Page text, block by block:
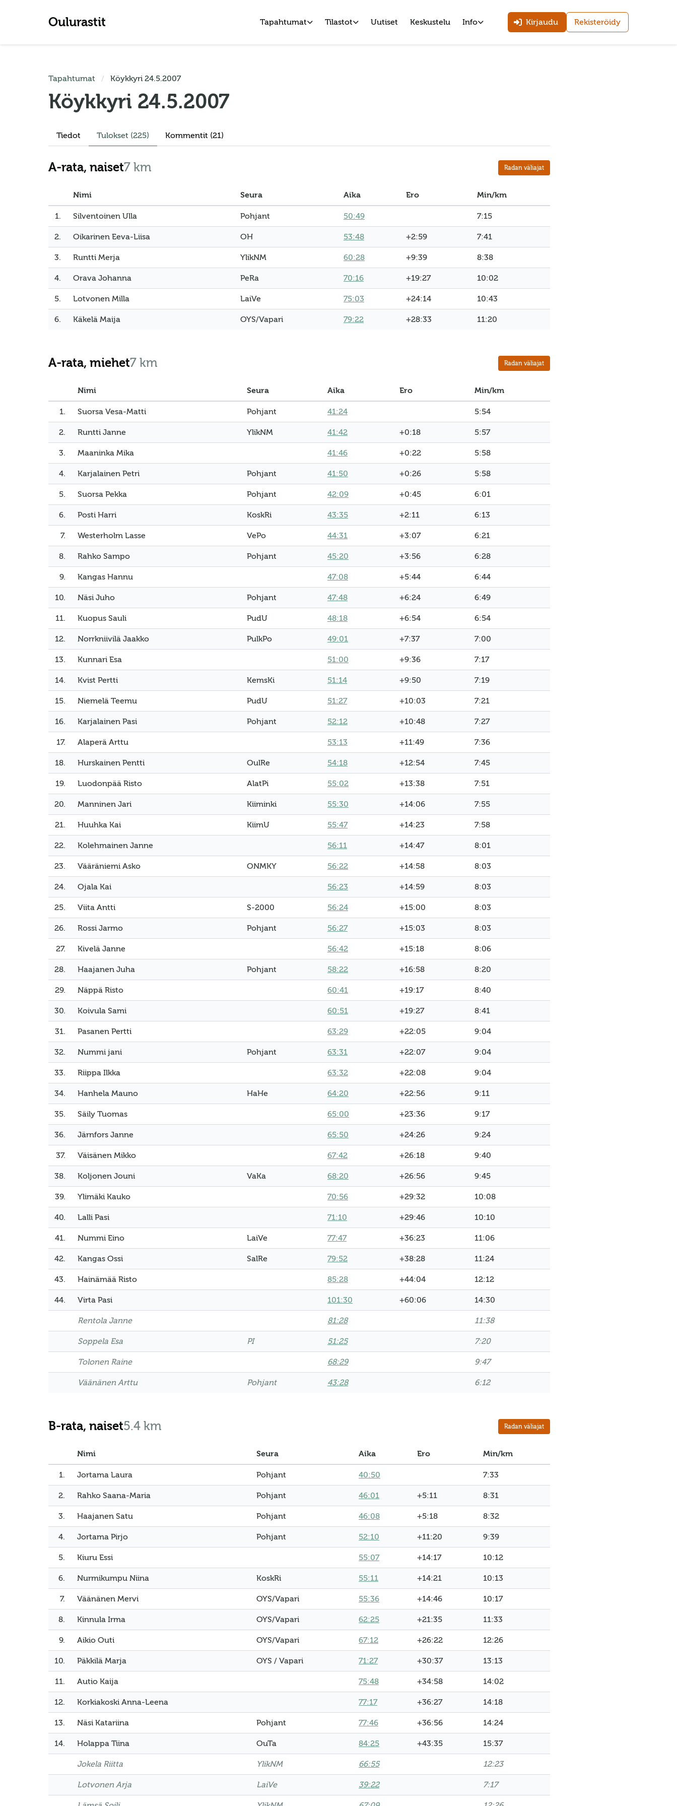
Oulurastit Tapahtumat Tilastot Uutiset Keskustelu Info Kirjaudu Rekisteröidy
Tapahtumat Köykkyri 24.5.2007
Köykkyri 24.5.2007
Tiedot Tulokset (225) Kommentit (21)
A-rata, naiset7 km Radan väliajat
Nimi Seura Aika Ero Min/km
1. Silventoinen Ulla Pohjant 50:49 7:15
2. Oikarinen Eeva-Liisa OH 53:48 +2:59 7:41
3. Runtti Merja YlikNM 60:28 +9:39 8:38
4. Orava Johanna PeRa 70:16 +19:27 10:02
5. Lotvonen Milla LaiVe 75:03 +24:14 10:43
6. Käkelä Maija OYS/Vapari 79:22 +28:33 11:20
A-rata, miehet7 km Radan väliajat
Nimi Seura Aika Ero Min/km
1. Suorsa Vesa-Matti Pohjant 41:24 5:54
2. Runtti Janne YlikNM 41:42 +0:18 5:57
3. Maaninka Mika 41:46 +0:22 5:58
4. Karjalainen Petri Pohjant 41:50 +0:26 5:58
5. Suorsa Pekka Pohjant 42:09 +0:45 6:01
6. Posti Harri KoskRi 43:35 +2:11 6:13
7. Westerholm Lasse VePo 44:31 +3:07 6:21
8. Rahko Sampo Pohjant 45:20 +3:56 6:28
9. Kangas Hannu 47:08 +5:44 6:44
10. Näsi Juho Pohjant 47:48 +6:24 6:49
11. Kuopus Sauli PudU 48:18 +6:54 6:54
12. Norrkniivilä Jaakko PulkPo 49:01 +7:37 7:00
13. Kunnari Esa 51:00 +9:36 7:17
14. Kvist Pertti KemsKi 51:14 +9:50 7:19
15. Niemelä Teemu PudU 51:27 +10:03 7:21
16. Karjalainen Pasi Pohjant 52:12 +10:48 7:27
17. Alaperä Arttu 53:13 +11:49 7:36
18. Hurskainen Pentti OulRe 54:18 +12:54 7:45
19. Luodonpää Risto AlatPi 55:02 +13:38 7:51
20. Manninen Jari Kiiminki 55:30 +14:06 7:55
21. Huuhka Kai KiimU 55:47 +14:23 7:58
22. Kolehmainen Janne 56:11 +14:47 8:01
23. Vääräniemi Asko ONMKY 56:22 +14:58 8:03
24. Ojala Kai 56:23 +14:59 8:03
25. Viita Antti S-2000 56:24 +15:00 8:03
26. Rossi Jarmo Pohjant 56:27 +15:03 8:03
27. Kivelä Janne 56:42 +15:18 8:06
28. Haajanen Juha Pohjant 58:22 +16:58 8:20
29. Näppä Risto 60:41 +19:17 8:40
30. Koivula Sami 60:51 +19:27 8:41
31. Pasanen Pertti 63:29 +22:05 9:04
32. Nummi jani Pohjant 63:31 +22:07 9:04
33. Riippa Ilkka 63:32 +22:08 9:04
34. Hanhela Mauno HaHe 64:20 +22:56 9:11
35. Säily Tuomas 65:00 +23:36 9:17
36. Järnfors Janne 65:50 +24:26 9:24
37. Väisänen Mikko 67:42 +26:18 9:40
38. Koljonen Jouni VaKa 68:20 +26:56 9:45
39. Ylimäki Kauko 70:56 +29:32 10:08
40. Lalli Pasi 71:10 +29:46 10:10
41. Nummi Eino LaiVe 77:47 +36:23 11:06
42. Kangas Ossi SalRe 79:52 +38:28 11:24
43. Hainämää Risto 85:28 +44:04 12:12
44. Virta Pasi 101:30 +60:06 14:30
Rentola Janne 81:28 11:38
Soppela Esa PI 51:25 7:20
Tolonen Raine 68:29 9:47
Väänänen Arttu Pohjant 43:28 6:12
B-rata, naiset5.4 km Radan väliajat
Nimi Seura Aika Ero Min/km
1. Jortama Laura Pohjant 40:50 7:33
2. Rahko Saana-Maria Pohjant 46:01 +5:11 8:31
3. Haajanen Satu Pohjant 46:08 +5:18 8:32
4. Jortama Pirjo Pohjant 52:10 +11:20 9:39
5. Kiuru Essi 55:07 +14:17 10:12
6. Nurmikumpu Niina KoskRi 55:11 +14:21 10:13
7. Väänänen Mervi OYS/Vapari 55:36 +14:46 10:17
8. Kinnula Irma OYS/Vapari 62:25 +21:35 11:33
9. Aikio Outi OYS/Vapari 67:12 +26:22 12:26
10. Päkkilä Marja OYS / Vapari 71:27 +30:37 13:13
11. Autio Kaija 75:48 +34:58 14:02
12. Korkiakoski Anna-Leena 77:17 +36:27 14:18
13. Näsi Katariina Pohjant 77:46 +36:56 14:24
14. Holappa Tiina OuTa 84:25 +43:35 15:37
Jokela Riitta YlikNM 66:55 12:23
Lotvonen Arja LaiVe 39:22 7:17